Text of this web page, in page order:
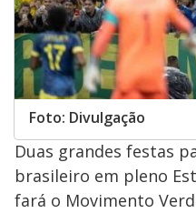
Foto: Divulgação
Duas grandes festas
brasileiro em pleno
fará o Movimento